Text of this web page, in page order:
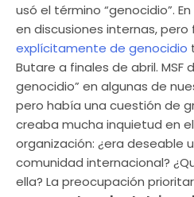
usó el término “genocidio”.
en discusiones internas,
explícitamente de genocidio
Butare a finales de abril. MSF
genocidio” en algunas de
pero había una cuestión de
creaba mucha inquietud en
organización: ¿era deseable
comunidad internacional?
ella? La preocupación